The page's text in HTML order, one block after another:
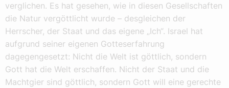
verglichen. Es hat gesehen, wie in diesen Gesellschaften
die Natur vergöttlicht wurde – desgleichen der
Herrscher, der Staat und das eigene „Ich“. Israel hat
aufgrund seiner eigenen Gotteserfahrung
dagegengesetzt: Nicht die Welt ist göttlich, sondern
Gott hat die Welt erschaffen. Nicht der Staat und die
Machtgier sind göttlich, sondern Gott will eine gerechte